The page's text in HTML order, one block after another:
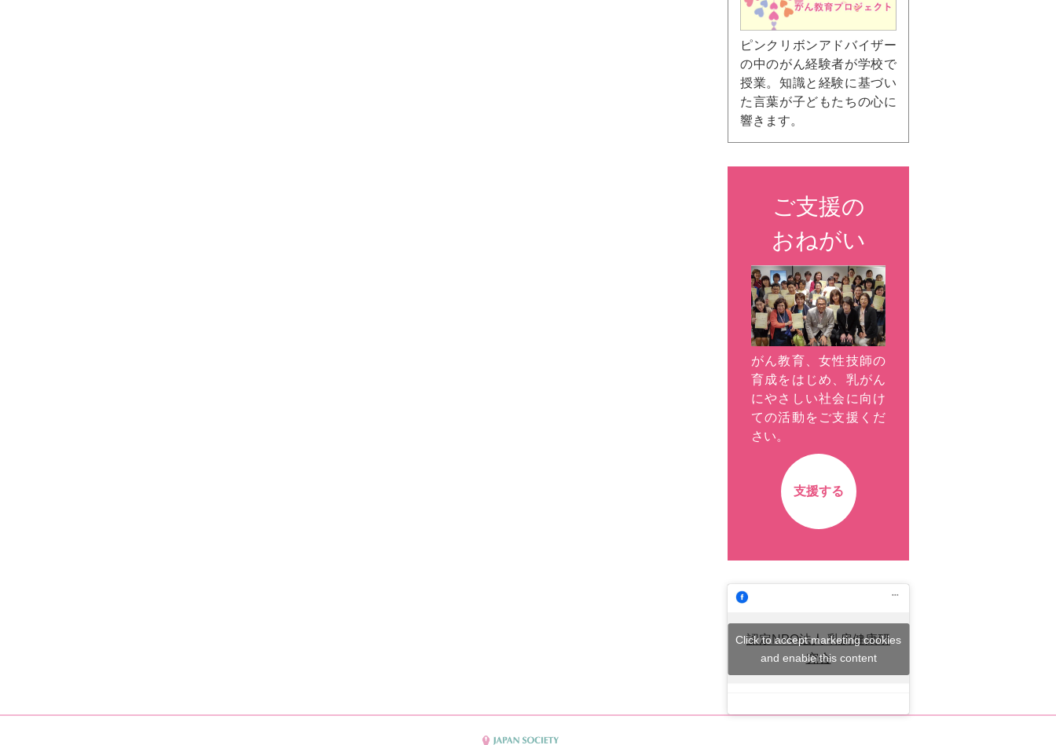
ピンクリボンアドバイザー
の中のがん経験者が学校で
授業。知識と経験に基づい
た言葉が子どもたちの心に
響きます。
ご支援の
おねがい
がん教育、女性技師の
育成をはじめ、乳がん
にやさしい社会に向け
ての活動をご支援くだ
さい。
支援する
認定NPO法人 乳房健康研
究会
Click to accept marketing cookies
and enable this content